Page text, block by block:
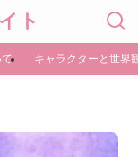
ト
キャラクターと世界